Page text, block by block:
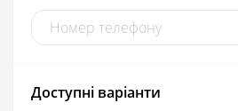
Доступні варіанти